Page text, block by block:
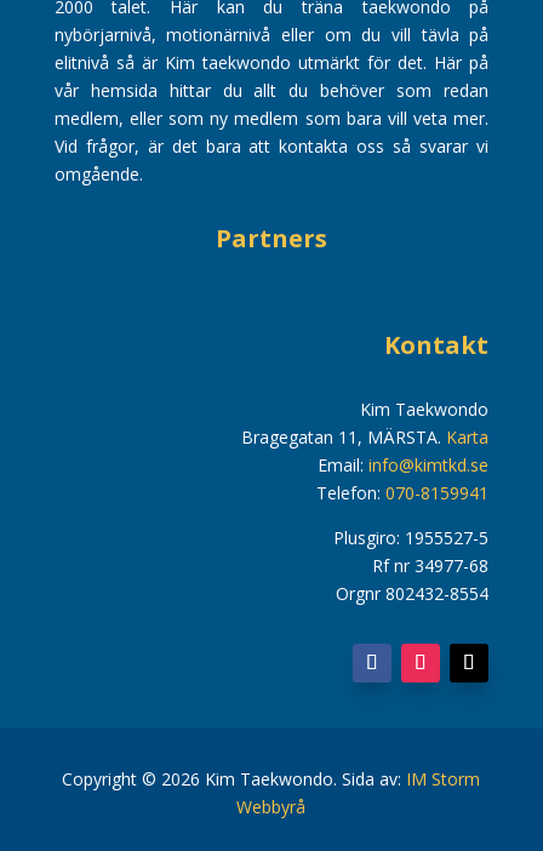
2000 talet. Här kan du träna taekwondo på
nybörjarnivå, motionärnivå eller om du vill tävla på
elitnivå så är Kim taekwondo utmärkt för det. Här på
vår hemsida hittar du allt du behöver som redan
medlem, eller som ny medlem som bara vill veta mer.
Vid frågor, är det bara att kontakta oss så svarar vi
omgående.
Partners
Kontakt
Kim Taekwondo
Bragegatan 11, MÄRSTA. Karta
Email:info@kimtkd.se
Telefon:070-8159941
Plusgiro: 1955527-5
Rf nr 34977-68
Orgnr 802432-8554
Copyright © 2026 Kim Taekwondo. Sida av: IM Storm
Webbyrå